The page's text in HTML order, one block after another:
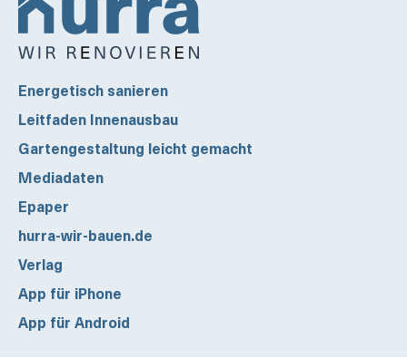
Energetisch sanieren
Leitfaden Innenausbau
Gartengestaltung leicht gemacht
Mediadaten
Epaper
hurra-wir-bauen.de
Verlag
App für iPhone
App für Android